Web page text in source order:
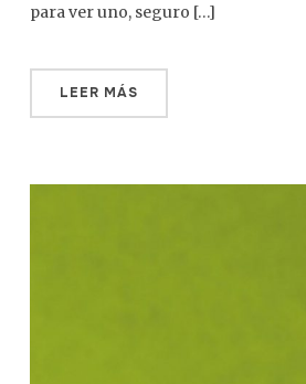
para ver uno, seguro […]
LEER MÁS